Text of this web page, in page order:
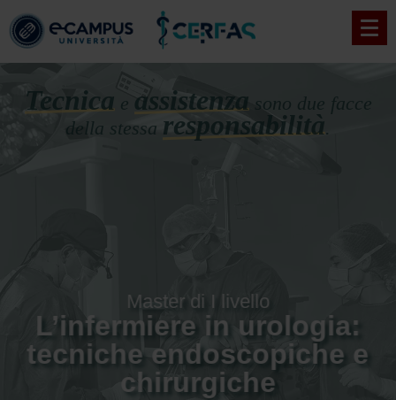
Tecnica e assistenzasono due facce
della stessa responsabilità.
Master di I livello
L’infermiere in urologia:
tecniche endoscopiche e
chirurgiche